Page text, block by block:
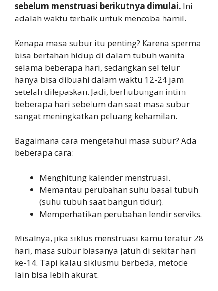
sebelum menstruasi berikutnya dimulai. Ini
adalah waktu terbaik untuk mencoba hamil.
Kenapa masa subur itu penting? Karena sperma
bisa bertahan hidup di dalam tubuh wanita
selama beberapa hari, sedangkan sel telur
hanya bisa dibuahi dalam waktu 12-24 jam
setelah dilepaskan. Jadi, berhubungan intim
beberapa hari sebelum dan saat masa subur
sangat meningkatkan peluang kehamilan.
Bagaimana cara mengetahui masa subur? Ada
beberapa cara:
Menghitung kalender menstruasi.
Memantau perubahan suhu basal tubuh
(suhu tubuh saat bangun tidur).
Memperhatikan perubahan lendir serviks.
Misalnya, jika siklus menstruasi kamu teratur 28
hari, masa subur biasanya jatuh di sekitar hari
ke-14. Tapi kalau siklusmu berbeda, metode
lain bisa lebih akurat.